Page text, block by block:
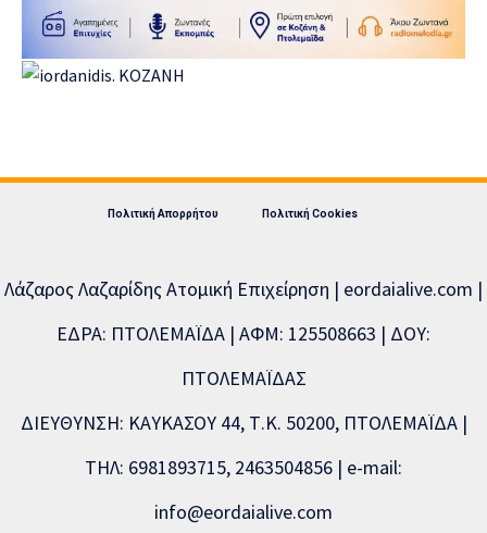
Πολιτική Απορρήτου Πολιτική Cookies
Λάζαρος Λαζαρίδης Ατομική Επιχείρηση | eordaialive.com |
ΕΔΡΑ: ΠΤΟΛΕΜΑΪΔΑ | ΑΦΜ: 125508663 | ΔΟΥ:
ΠΤΟΛΕΜΑΪΔΑΣ
ΔΙΕΥΘΥΝΣΗ: ΚΑΥΚΑΣΟΥ 44, Τ.Κ. 50200, ΠΤΟΛΕΜΑΪΔΑ |
ΤΗΛ: 6981893715, 2463504856 | e-mail:
info@eordaialive.com